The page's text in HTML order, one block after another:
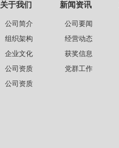
关于我们
公司简介
组织架构
企业文化
公司资质
公司资质
新闻资讯
公司要闻
经营动态
获奖信息
党群工作